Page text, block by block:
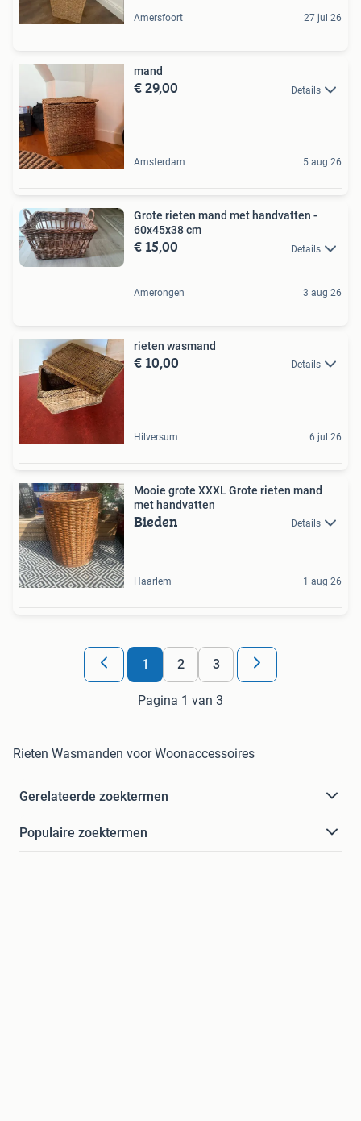
Amersfoort 27 jul 26
mand
€ 29,00 Details
Amsterdam 5 aug 26
Grote rieten mand met handvatten -
60x45x38 cm
€ 15,00 Details
Amerongen 3 aug 26
rieten wasmand
€ 10,00 Details
Hilversum 6 jul 26
Mooie grote XXXL Grote rieten mand
met handvatten
Bieden Details
Haarlem 1 aug 26
1 2 3
Pagina 1 van 3
Rieten Wasmanden voor Woonaccessoires
Gerelateerde zoektermen
Populaire zoektermen